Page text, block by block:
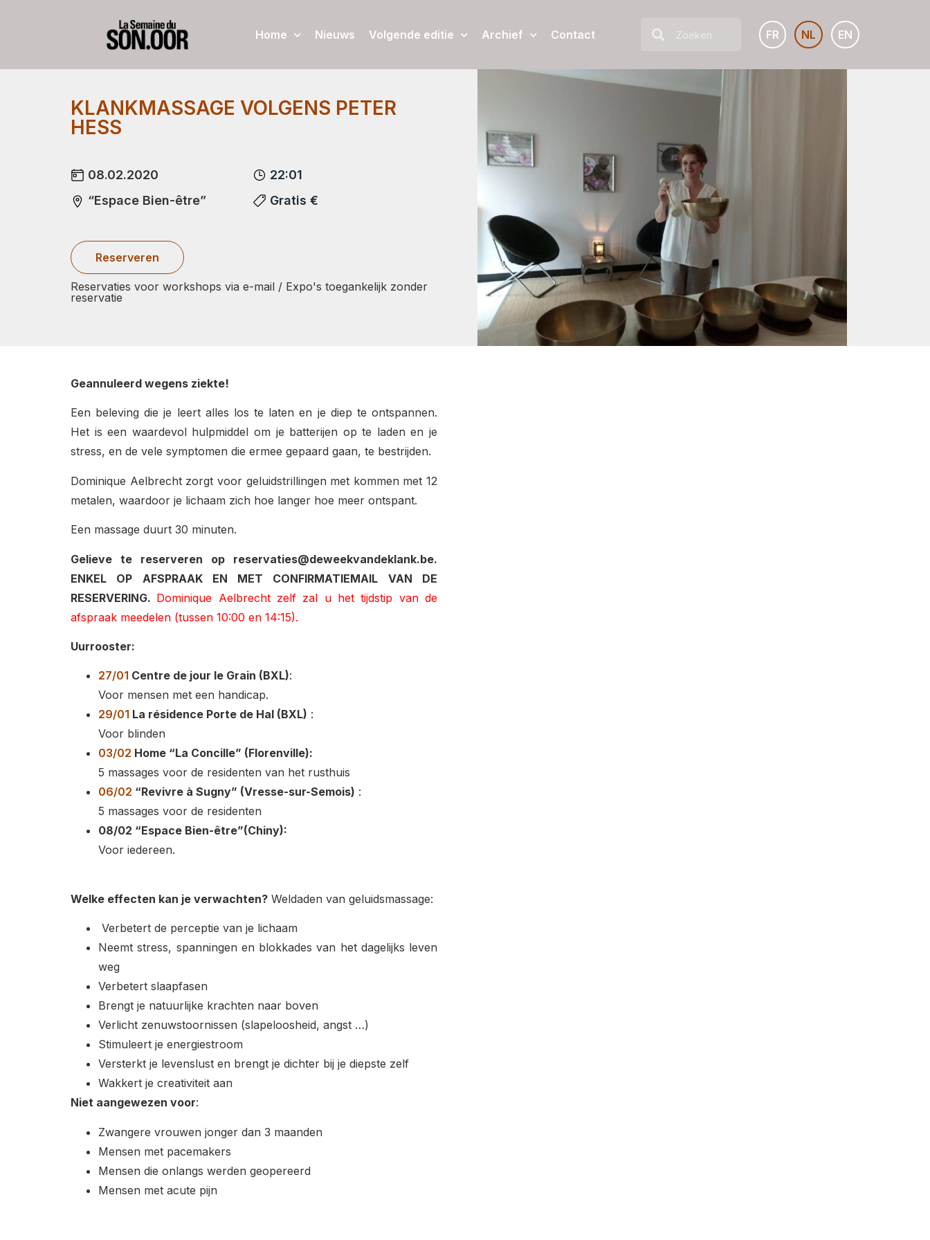
Home Nieuws Volgende editie Archief Contact FR NL EN
KLANKMASSAGE VOLGENS PETER
HESS
08.02.2020
“Espace Bien-être”
22:01
Gratis €
Reserveren
Reservaties voor workshops via e-mail / Expo's toegankelijk zonder
reservatie
Geannuleerd wegens ziekte!
Een beleving die je leert alles los te laten en je diep te ontspannen.
Het is een waardevol hulpmiddel om je batterijen op te laden en je
stress, en de vele symptomen die ermee gepaard gaan, te bestrijden.
Dominique Aelbrecht zorgt voor geluidstrillingen met kommen met 12
metalen, waardoor je lichaam zich hoe langer hoe meer ontspant.
Een massage duurt 30 minuten.
Gelieve te reserveren op reservaties@deweekvandeklank.be.
ENKEL OP AFSPRAAK EN MET CONFIRMATIEMAIL VAN DE
RESERVERING. Dominique Aelbrecht zelf zal u het tijdstip van de
afspraak meedelen (tussen 10:00 en 14:15).
Uurrooster:
27/01 Centre de jour le Grain (BXL):
Voor mensen met een handicap.
29/01 La résidence Porte de Hal (BXL) :
Voor blinden
03/02 Home “La Concille” (Florenville):
5 massages voor de residenten van het rusthuis
06/02 “Revivre à Sugny” (Vresse-sur-Semois) :
5 massages voor de residenten
08/02 “Espace Bien-être”(Chiny):
Voor iedereen.
Welke effecten kan je verwachten? Weldaden van geluidsmassage:
Verbetert de perceptie van je lichaam
Neemt stress, spanningen en blokkades van het dagelijks leven
weg
Verbetert slaapfasen
Brengt je natuurlijke krachten naar boven
Verlicht zenuwstoornissen (slapeloosheid, angst …)
Stimuleert je energiestroom
Versterkt je levenslust en brengt je dichter bij je diepste zelf
Wakkert je creativiteit aan
Niet aangewezen voor:
Zwangere vrouwen jonger dan 3 maanden
Mensen met pacemakers
Mensen die onlangs werden geopereerd
Mensen met acute pijn